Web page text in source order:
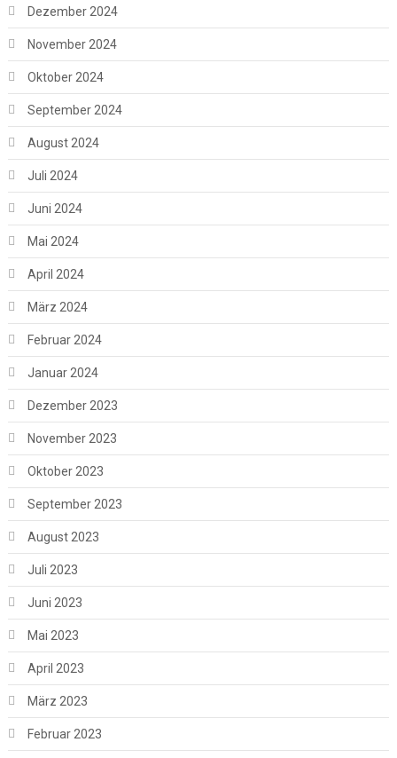
Dezember 2024
November 2024
Oktober 2024
September 2024
August 2024
Juli 2024
Juni 2024
Mai 2024
April 2024
März 2024
Februar 2024
Januar 2024
Dezember 2023
November 2023
Oktober 2023
September 2023
August 2023
Juli 2023
Juni 2023
Mai 2023
April 2023
März 2023
Februar 2023